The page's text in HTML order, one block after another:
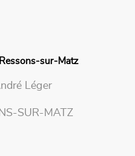
sur-Matz
Léger
SUR-MATZ